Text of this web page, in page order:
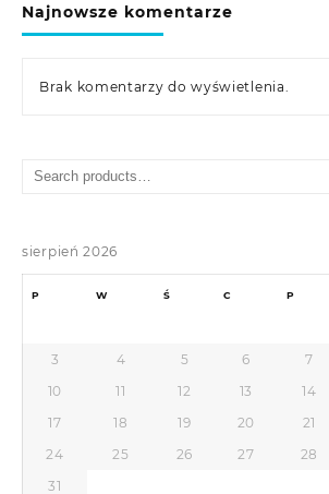
Najnowsze komentarze
Brak komentarzy do wyświetlenia.
Search
sierpień 2026
P W Ś C P
3
4 5 6 7
10
11 12 13 14
17
18 19 20 21
24
25 26 27 28
31